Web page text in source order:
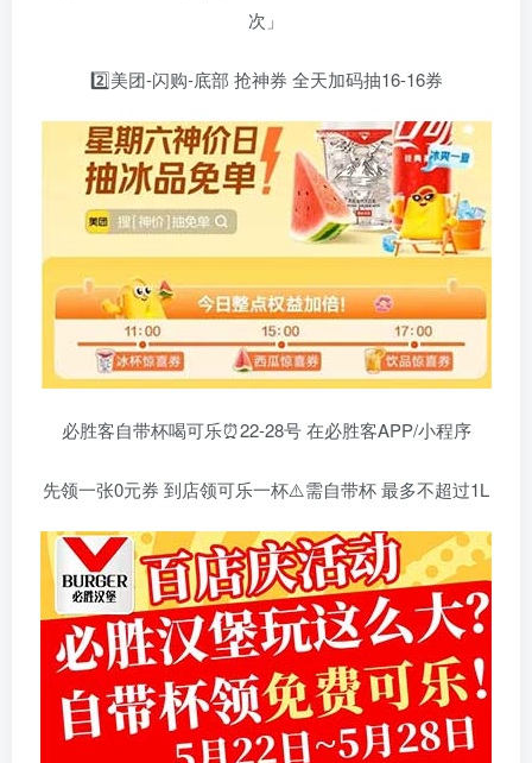
次」
2️⃣美团-闪购-底部 抢神券 全天加码抽16-16券
必胜客自带杯喝可乐⏰22-28号 在必胜客APP/小程序
先领一张0元券 到店领可乐一杯⚠️需自带杯 最多不超过1L